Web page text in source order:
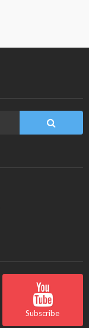
Subscribe